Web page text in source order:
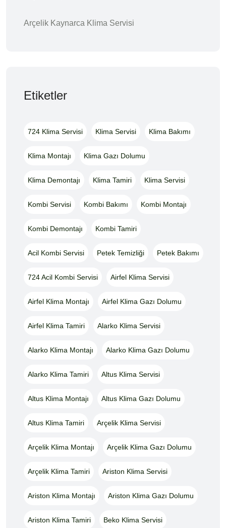
Arçelik Kaynarca Klima Servisi
Etiketler
724 Klima Servisi Klima Servisi Klima Bakımı
Klima Montajı Klima Gazı Dolumu
Klima Demontajı Klima Tamiri Klima Servisi
Kombi Servisi Kombi Bakımı Kombi Montajı
Kombi Demontajı Kombi Tamiri
Acil Kombi Servisi Petek Temizliği Petek Bakımı
724 Acil Kombi Servisi Airfel Klima Servisi
Airfel Klima Montajı Airfel Klima Gazı Dolumu
Airfel Klima Tamiri Alarko Klima Servisi
Alarko Klima Montajı Alarko Klima Gazı Dolumu
Alarko Klima Tamiri Altus Klima Servisi
Altus Klima Montajı Altus Klima Gazı Dolumu
Altus Klima Tamiri Arçelik Klima Servisi
Arçelik Klima Montajı Arçelik Klima Gazı Dolumu
Arçelik Klima Tamiri Ariston Klima Servisi
Ariston Klima Montajı Ariston Klima Gazı Dolumu
Ariston Klima Tamiri Beko Klima Servisi